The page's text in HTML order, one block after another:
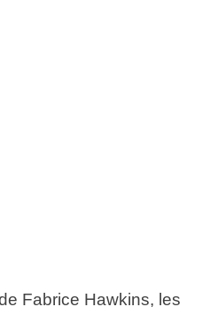
Fabrice Hawkins, les